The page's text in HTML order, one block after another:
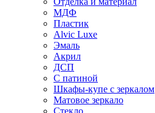
МДФ
Пластик
Alvic Luxe
Эмаль
Акрил
ДСП
С патиной
Шкафы-купе с зеркалом
Матовое зеркало
Стекло